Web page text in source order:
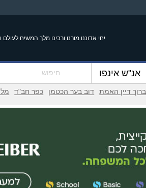
יחי אדוננו מורנו ורבינו מלך המשיח לעולם
אנ"ש אינפו
ברוך דיין האמת דוב בער הכטמן כפר חב"ד